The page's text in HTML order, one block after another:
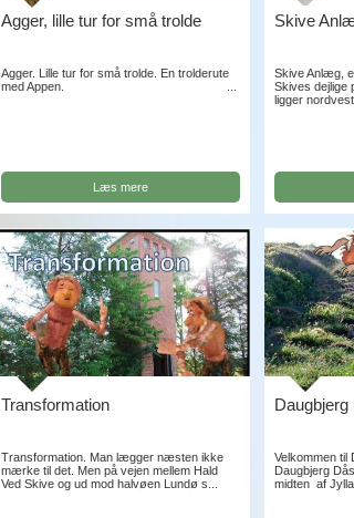
Agger, lille tur for små trolde
Agger. Lille tur for små trolde. En trolderute
med Appen. ...
Læs mere
Skive
Skive Anlæg,
Skives dejlige
ligger
Transformation
Transformation. Man lægger næsten ikke
mærke til det. Men på vejen mellem Hald
Ved Skive og ud mod halvøen Lundø s...
Daugbjerg
Velkommen til
Daugbjerg
midten af